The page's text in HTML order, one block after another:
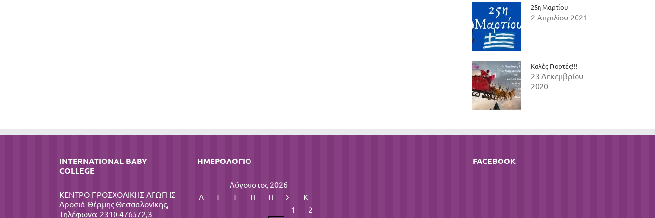
25η Μαρτίου
2 Απριλίου 2021
Καλές Γιορτές!!!
23 Δεκεμβρίου
2020
INTERNATIONAL BABY
COLLEGE
ΚΕΝΤΡΟ ΠΡΟΣΧΟΛΙΚΗΣ ΑΓΩΓΗΣ
Δροσιά Θέρμης Θεσσαλονίκης,
Τηλέφωνο: 2310 476572,3
ΗΜΕΡΟΛΌΓΙΟ
Αύγουστος 2026
Δ
Τ Τ Π Π Σ
Κ
1
2
FACEBOOK